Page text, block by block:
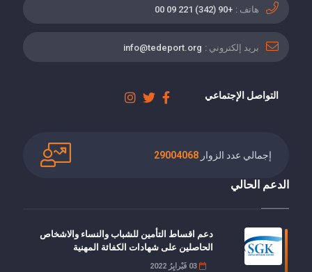
هاتف : +90 (342) 221 09 00
بريد إلكتروني : info@tedeport.org
التواصل الإجتماعي
إجمالي عدد الزوار 29004068
الدعم الحالي
دعم اقساط التأمين للشباب والنساء والاشخاص
الحاصلين على شهادات الكفائة المهنية
03 فَبْرايِرُ 2022